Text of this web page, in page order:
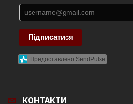
Підписатися
Предоставлено SendPulse
КОНТАКТИ